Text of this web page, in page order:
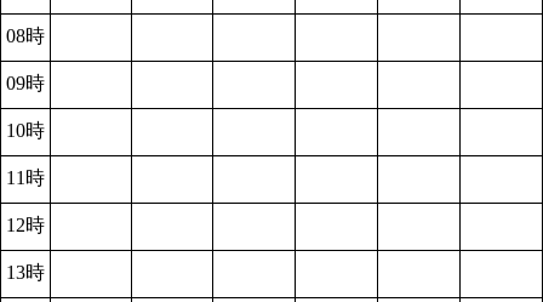
08時
09時
10時
11時
12時
13時